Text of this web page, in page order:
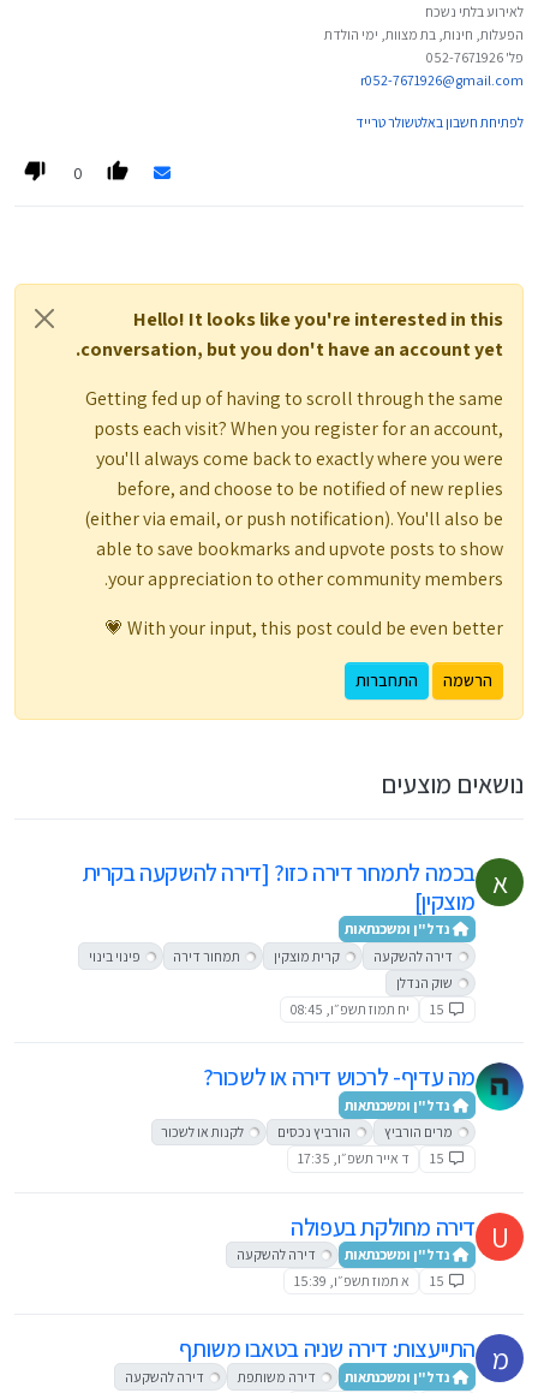
לאירוע בלתי נשכח
הפעלות, חינות, בת מצוות, ימי הולדת
פל' 052-7671926
r052-7671926@gmail.com
לפתיחת חשבון באלטשולר טרייד
0
Hello! It looks like you're interested in this
conversation, but you don't have an account yet.
Getting fed up of having to scroll through the same
posts each visit? When you register for an account,
you'll always come back to exactly where you were
before, and choose to be notified of new replies
(either via email, or push notification). You'll also be
able to save bookmarks and upvote posts to show
your appreciation to other community members.
With your input, this post could be even better 💗
הרשמה התחברות
נושאים מוצעים
א בכמה לתמחר דירה כזו? [דירה להשקעה בקרית
מוצקין]
נדל"ן ומשכנתאות
דירה להשקעה
קרית מוצקין תמחור דירה
פינוי בינוי
שוק הנדלן
15
יח תמוז תשפ״ו, 08:45
מה עדיף- לרכוש דירה או לשכור?
נדל"ן ומשכנתאות
מרים הורביץ
הורביץ נכסים
לקנות או לשכור
15
ד אייר תשפ״ו, 17:35
U דירה מחולקת בעפולה
נדל"ן ומשכנתאות
דירה להשקעה
15
א תמוז תשפ״ו, 15:39
מ התייעצות: דירה שניה בטאבו משותף
נדל"ן ומשכנתאות דירה משותפת דירה להשקעה